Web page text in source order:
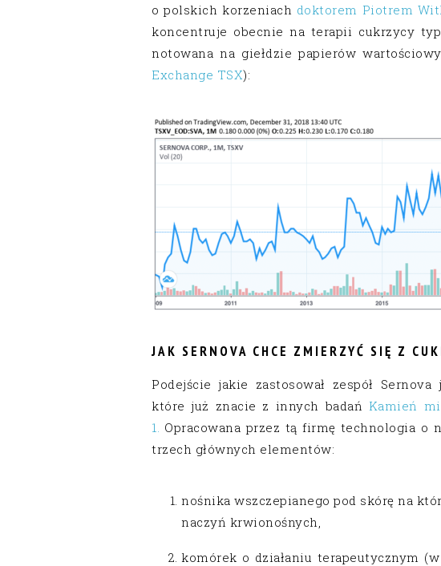
o polskich korzeniach doktorem Piotrem
koncentruje obecnie na terapii cukrzycy
notowana na giełdzie papierów
Exchange TSX):
JAK SERNOVA CHCE ZMIERZYĆ SIĘ Z
Podejście jakie zastosował zespół
które już znacie z innych badań Kamień
1.
Opracowana przez tą firmę technologia o
trzech głównych elementów:
nośnika wszczepianego pod skórę na
naczyń krwionośnych,
komórek o działaniu terapeutycznym